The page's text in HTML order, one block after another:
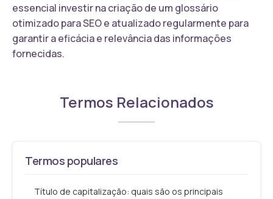
essencial investir na criação de um glossário
otimizado para SEO e atualizado regularmente para
garantir a eficácia e relevância das informações
fornecidas.
Termos Relacionados
Termos populares
Título de capitalização: quais são os principais